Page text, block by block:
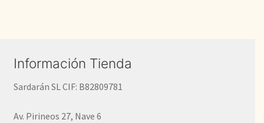
Información Tienda
Sardarán SL CIF: B82809781
Av. Pirineos 27, Nave 6